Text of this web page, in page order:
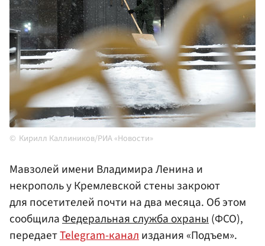
Кирилл Каллиников/РИА «Новости»
Мавзолей имени Владимира Ленина и
некрополь у Кремлевской стены закроют
для посетителей почти на два месяца. Об этом
сообщилаФедеральная служба охраны(ФСО),
передаетTelegram-канализдания «Подъем».